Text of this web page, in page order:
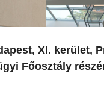
XI. kerület,
Főosztály